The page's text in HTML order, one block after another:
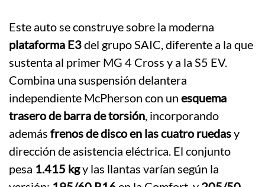
Este auto se construye sobre la moderna
plataforma E3del grupo SAIC, diferente a la que
sustenta al primer MG 4 Cross y a la S5 EV.
Combina una suspensión delantera
independiente McPherson con un esquema
trasero de barra de torsión, incorporando
además frenos de disco en las cuatro ruedasy
dirección de asistencia eléctrica. El conjunto
pesa 1.415 kgy las llantas varían según la